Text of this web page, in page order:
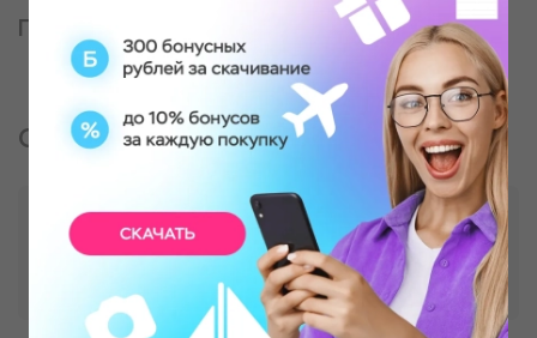
Партнер, оказывающий услугу
Отзывы о подарке